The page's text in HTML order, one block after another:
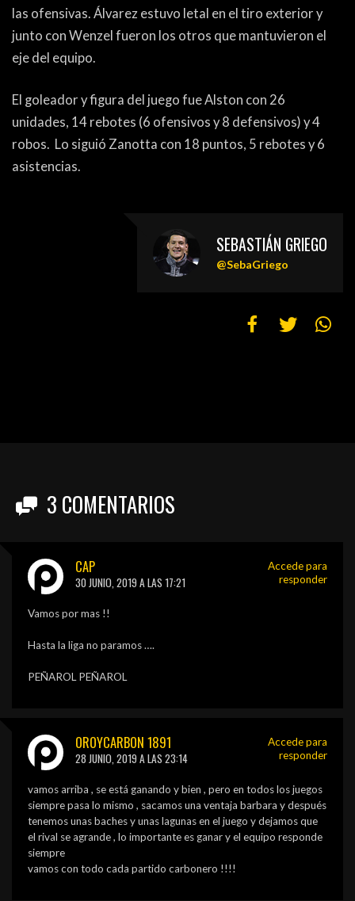
las ofensivas. Álvarez estuvo letal en el tiro exterior y
junto con Wenzel fueron los otros que mantuvieron el
eje del equipo.
El goleador y figura del juego fue Alston con 26
unidades, 14 rebotes (6 ofensivos y 8 defensivos) y 4
robos. Lo siguió Zanotta con 18 puntos, 5 rebotes y 6
asistencias.
SEBASTIÁN GRIEGO
@SebaGriego
3 COMENTARIOS
CAP
30 JUNIO, 2019 A LAS 17:21
Vamos por mas !!
Hasta la liga no paramos ….
PEÑAROL PEÑAROL
Accede para
responder
OROYCARBON 1891
28 JUNIO, 2019 A LAS 23:14
vamos arriba , se está ganando y bien , pero en todos los juegos
siempre pasa lo mismo , sacamos una ventaja barbara y después
tenemos unas baches y unas lagunas en el juego y dejamos que
el rival se agrande , lo importante es ganar y el equipo responde
siempre
vamos con todo cada partido carbonero !!!!
Accede para
responder